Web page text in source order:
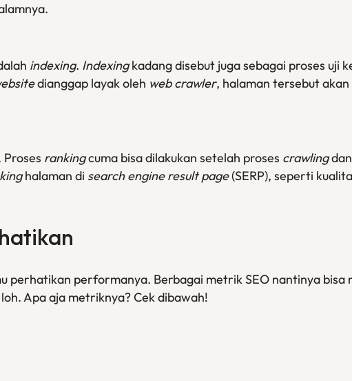
indexing. Indexingkadang disebut juga sebagai proses uji
dianggap layak oleh web crawler, halaman tersebut akan
Proses rankingcuma bisa dilakukan setelah proses crawlingdan
halaman di search engine result page(SERP), seperti
perhatikan performanya. Berbagai metrik SEO nantinya bisa
Apa aja metriknya? Cek dibawah!